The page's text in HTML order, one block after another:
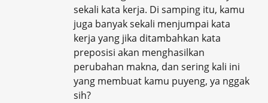
sekali kata kerja. Di samping itu, kamu
juga banyak sekali menjumpai kata
kerja yang jika ditambahkan kata
preposisi akan menghasilkan
perubahan makna, dan sering kali ini
yang membuat kamu puyeng, ya nggak
sih?